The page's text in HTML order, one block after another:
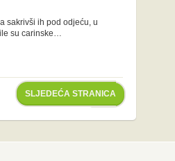
sakrivši ih pod odjeću, u
su carinske…
SLJEDEĆA STRANICA